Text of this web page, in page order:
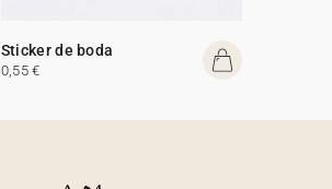
Sticker de boda
0,55 €